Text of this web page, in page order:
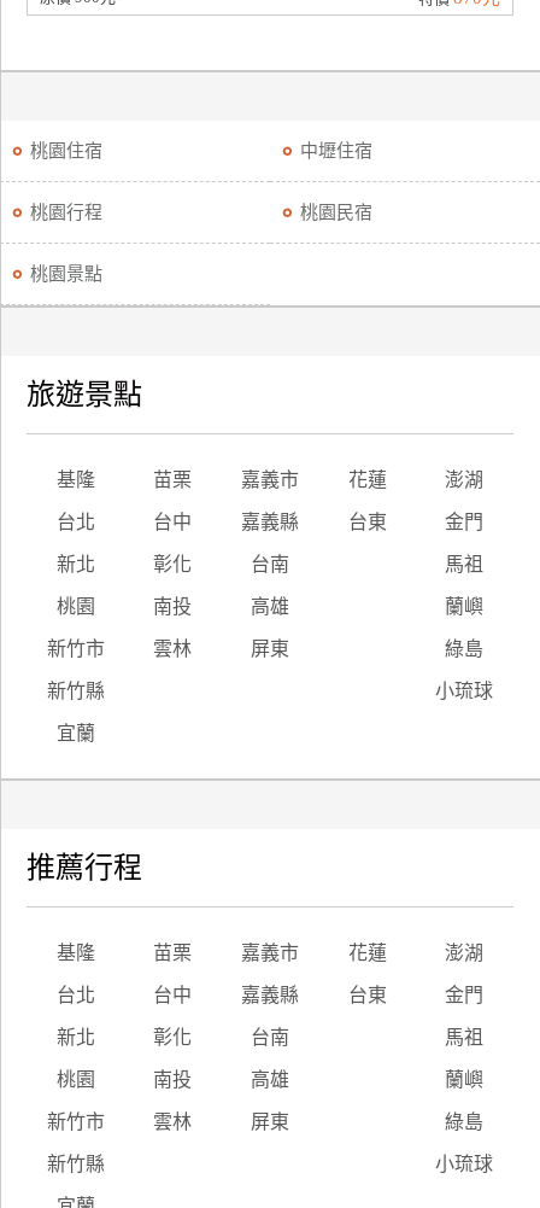
桃園住宿 中壢住宿
桃園行程 桃園民宿
桃園景點
旅遊景點
基隆 苗栗 嘉義市 花蓮 澎湖
台北 台中 嘉義縣 台東 金門
新北 彰化 台南 馬祖
桃園 南投 高雄 蘭嶼
新竹市 雲林 屏東 綠島
新竹縣 小琉球
宜蘭
推薦行程
基隆 苗栗 嘉義市 花蓮 澎湖
台北 台中 嘉義縣 台東 金門
新北 彰化 台南 馬祖
桃園 南投 高雄 蘭嶼
新竹市 雲林 屏東 綠島
新竹縣 小琉球